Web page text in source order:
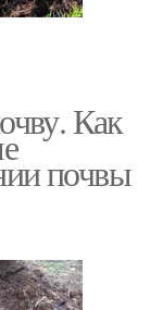
Как
почвы